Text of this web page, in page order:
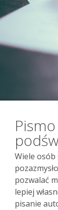
Wiele
pozwalać
lepiej
pisanie